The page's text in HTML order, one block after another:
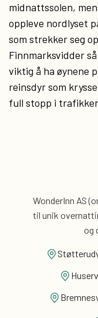
midnattssolen,
oppleve nordlyset
som strekker seg
Finnmarksvidder
viktig å ha øynene
reinsdyr som
full stopp i
WonderInn AS
til unik
og